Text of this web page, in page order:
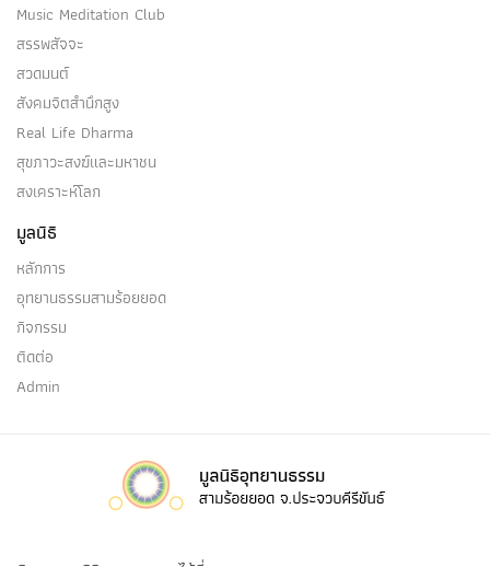
Music Meditation Club
สรรพสัจจะ
สวดมนต์
สังคมจิตสำนึกสูง
Real Life Dharma
สุขภาวะสงฆ์และมหาชน
สงเคราะห์โลก
มูลนิธิ
หลักการ
อุทยานธรรมสามร้อยยอด
กิจกรรม
ติดต่อ
Admin